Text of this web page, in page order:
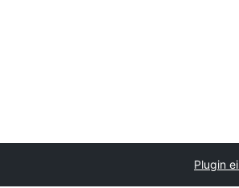
Plugin